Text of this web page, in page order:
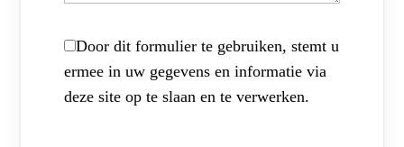
Door dit formulier te gebruiken, stemt u
ermee in uw gegevens en informatie via
deze site op te slaan en te verwerken.